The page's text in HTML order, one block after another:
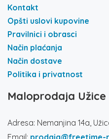
Kontakt
Opšti uslovi kupovine
Pravilnici i obrasci
Način plaćanja
Način dostave
Politika i privatnost
Maloprodaja Užice
Adresa: Nemanjina 14a,